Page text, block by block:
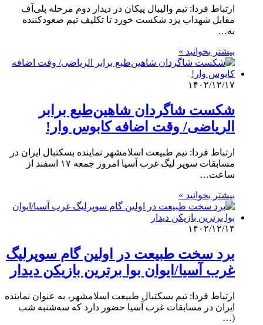
ارتباط فردا: تیم والیبال پیکان در دیدار دوم مرحله پلی‌آف
مقابل شهداب یزد شکست خورد تا تکلیف تیم صعودکننده
به…
بیشتر بخوانید »
۱۴۰۲/۱۲/۱۷
شکست شاگردان شاهین‌طبع برابر
الریاضی/ وقت اضافه کابوس وار!
ارتباط فردا: تیم طبیعت اسلامشهر نماینده بسکتبال ایران در
مسابقات سوپر لیگ غرب آسیا امروز جمعه ۱۷ اسفند از
ساعت…
بیشتر بخوانید »
۱۴۰۲/۱۲/۱۴
برد سخت طبیعت در اولین گام سوپرلیگ
غرب آسیا/ایوان بوا برترین بازیکن دیدار
ارتباط فردا: تیم بسکتبال طبیعت اسلامشهر، به عنوان نماینده
ایران در مسابقات غرب آسیا حضور دارد که سه‌شنبه شب
(…